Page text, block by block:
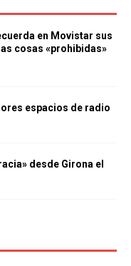
en Movistar sus
cosas «prohibidas»
espacios de radio
desde Girona el